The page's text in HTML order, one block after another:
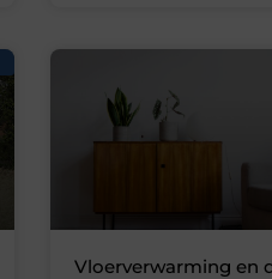
Vloerverwarming en